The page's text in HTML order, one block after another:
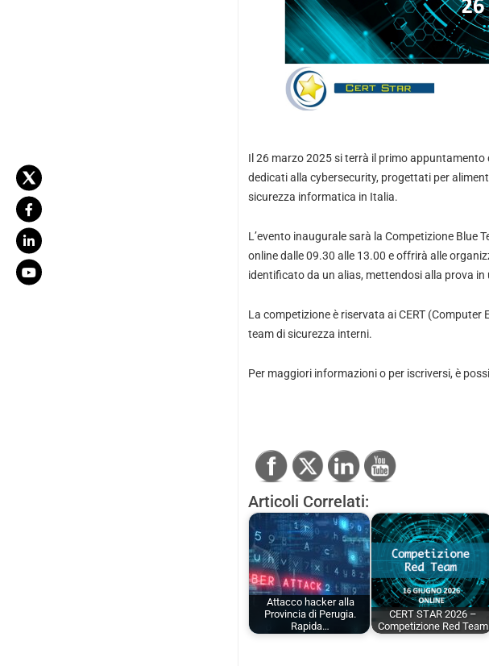
Il 26 marzo 2025 si terrà il primo appuntamento
dedicati alla cybersecurity, progettati per
sicurezza informatica in Italia.
L’evento inaugurale sarà la Competizione Blue
online dalle 09.30 alle 13.00 e offrirà alle
identificato da un alias, mettendosi alla prova
La competizione è riservata ai CERT (Computer
team di sicurezza interni.
Per maggiori informazioni o per iscriversi, è
Articoli Correlati:
Attacco hacker alla
Provincia di Perugia.
Rapida…
CERT STAR 2026 –
Competizione Red Team